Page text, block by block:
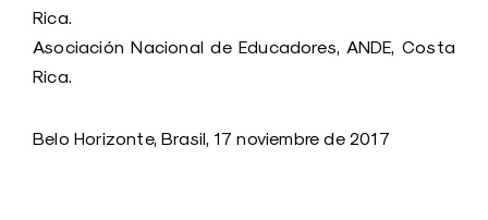
Rica.
Asociación Nacional de Educadores, ANDE, Costa
Rica.
Belo Horizonte, Brasil, 17 noviembre de 2017